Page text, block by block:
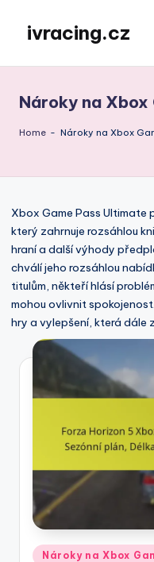
content
ivracing.cz
Nároky na
Home - Nároky na Xbox
Xbox Game Pass Ultimate
který zahrnuje rozsáhlou
hraní a další výhody
chválí jeho rozsáhlou
titulům, někteří hlásí
mohou ovlivnit
hry a vylepšení, která dále
Posted
Nároky na Xbox